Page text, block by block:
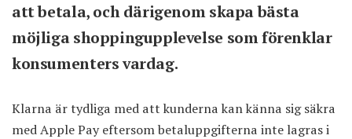
att betala, och därigenom skapa bästa
möjliga shoppingupplevelse som förenklar
konsumenters vardag.
Klarna är tydliga med att kunderna kan känna sig säkra
med Apple Pay eftersom betaluppgifterna inte lagras i